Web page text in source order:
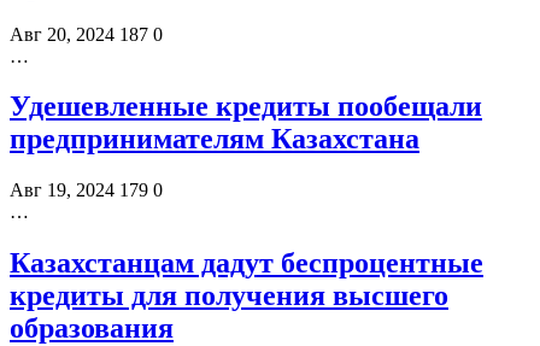
Авг 20, 2024 187 0
…
Удешевленные кредиты пообещали
предпринимателям Казахстана
Авг 19, 2024 179 0
…
Казахстанцам дадут беспроцентные
кредиты для получения высшего
образования